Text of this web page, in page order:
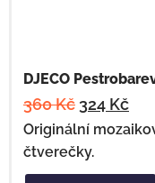
DJECO
360Kč 324 Kč
Originální
čtverečky.